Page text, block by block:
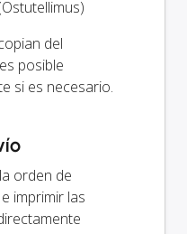
del
posible
si es necesario.
orden de
imprimir las